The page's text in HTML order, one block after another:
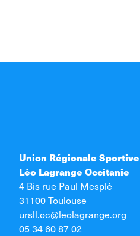
Union Régionale Sportive
Léo Lagrange Occitanie
4 Bis rue Paul Mesplé
31100 Toulouse
ursll.oc@leolagrange.org
05 34 60 87 02